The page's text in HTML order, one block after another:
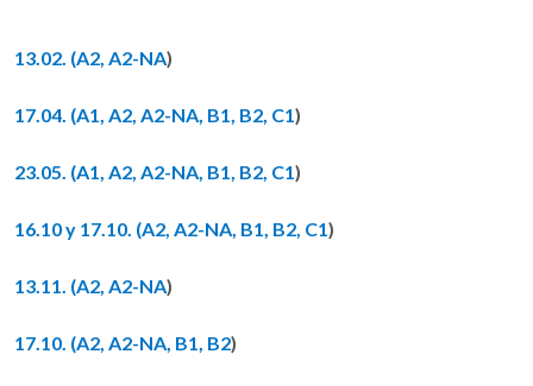
13.02. (A2, A2-NA)
17.04. (A1, A2, A2-NA, B1, B2, C1)
23.05. (A1, A2, A2-NA, B1, B2, C1)
16.10 y 17.10. (A2, A2-NA, B1, B2, C1)
13.11. (A2, A2-NA)
17.10. (A2, A2-NA, B1, B2)